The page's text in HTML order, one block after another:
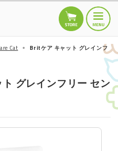
Cat
Britケア キャット グレインフ
グレインフリー セン